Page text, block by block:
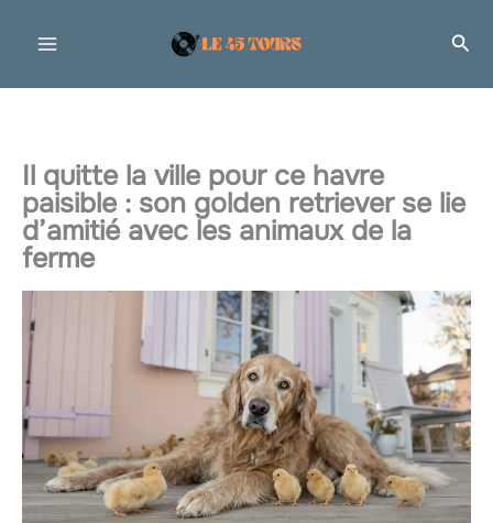
Il quitte la ville pour ce havre
paisible : son golden retriever se lie
d’amitié avec les animaux de la
ferme